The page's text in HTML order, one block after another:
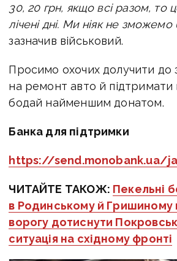
30, 20 грн, якщо всі разом, то
лічені дні. Ми ніяк не зможемо
зазначив військовий.
Просимо охочих долучити до
на ремонт авто й підтримати
бодай найменшим донатом.
Банка для підтримки
https://send.monobank.ua/
ЧИТАЙТЕ ТАКОЖ: Пекельні
в Родинському й Гришиному
ворогу дотиснути
ситуація на східному фронті